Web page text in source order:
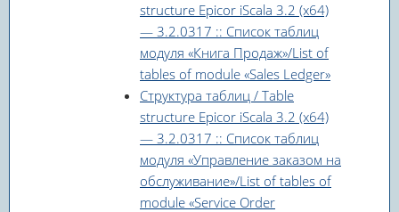
structure Epicor iScala 3.2 (x64)
— 3.2.0317 :: Список таблиц
модуля «Книга Продаж»/List of
tables of module «Sales Ledger»
Структура таблиц / Table
structure Epicor iScala 3.2 (x64)
— 3.2.0317 :: Список таблиц
модуля «Управление заказом на
обслуживание»/List of tables of
module «Service Order